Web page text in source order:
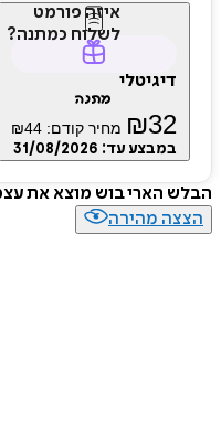
איזה פורמט
לשלוח כמתנה?
דיגיטלי
מתנה
₪32 מחיר קודם: ₪44
במבצע עד: 31/08/2026
הבלש הארי בוש מוצא את
הצצה מהירה